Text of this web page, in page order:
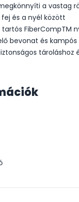
a vastag
és a nyél között
FiberCompTM
bevonat és
tároláshoz